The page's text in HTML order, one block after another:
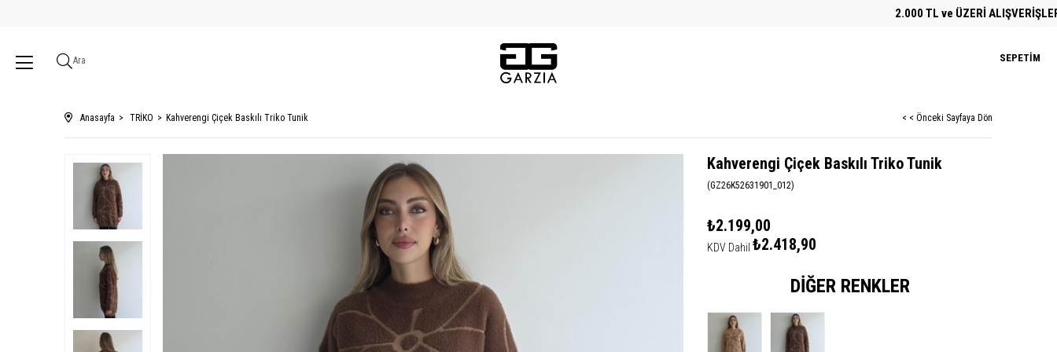
2.000 TL ve ÜZERİ ALIŞVERİŞLERDE
Ara SEPETIM
Anasayfa TRİKO Kahverengi Çiçek Baskılı Triko Tunik < < Önceki Sayfaya Dön
Kahverengi Çiçek Baskılı Triko Tunik
(GZ26K52631901_012)
₺2.199,00
KDV Dahil ₺2.418,90
DIĞER RENKLER